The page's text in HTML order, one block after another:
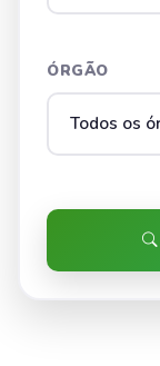
ÓRGÃO